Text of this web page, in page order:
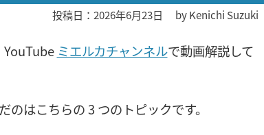
投稿日：2026年6月23日 byKenichi Suzuki
YouTube ミエルカチャンネルで動画解説して
のはこちらの 3 つのトピックです。